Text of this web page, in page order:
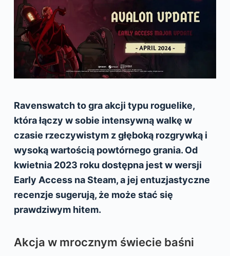
c
Ravenswatch to gra akcji typu roguelike,
która łączy w sobie intensywną walkę w
czasie rzeczywistym z głęboką rozgrywką i
wysoką wartością powtórnego grania. Od
kwietnia 2023 roku dostępna jest w wersji
Early Access na Steam, a jej entuzjastyczne
recenzje sugerują, że może stać się
prawdziwym hitem.
Akcja w mrocznym świecie baśni